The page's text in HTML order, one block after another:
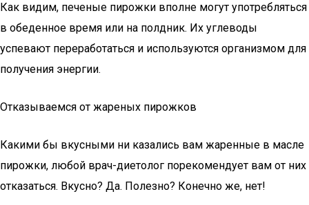
Как видим, печеные пирожки вполне могут употребляться
в обеденное время или на полдник. Их углеводы
успевают переработаться и используются организмом для
получения энергии.
Отказываемся от жареных пирожков
Какими бы вкусными ни казались вам жаренные в масле
пирожки, любой врач-диетолог порекомендует вам от них
отказаться. Вкусно? Да. Полезно? Конечно же, нет!